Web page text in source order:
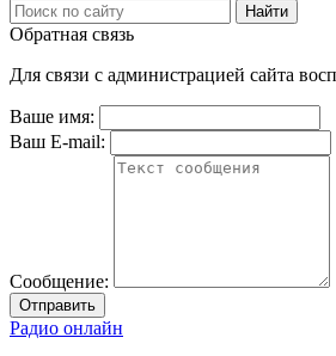
Найти
Обратная связь
Для связи с администрацией сайта
Ваше имя:
Ваш E-mail:
Сообщение:
Отправить
Радио онлайн